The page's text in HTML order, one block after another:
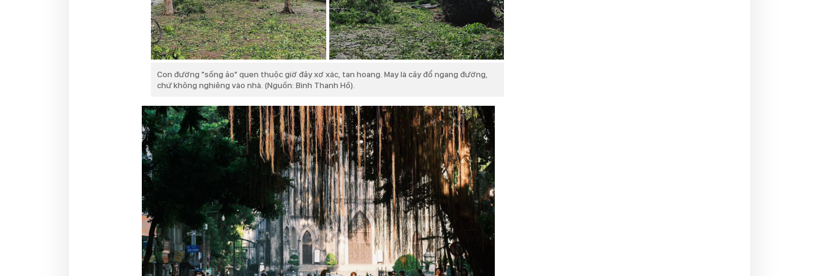
Con đường "sống ảo" quen thuộc giờ đây xơ xác, tan hoang. May là cây đổ ngang đường,
chứ không nghiêng vào nhà. (Nguồn: Bình Thanh Hồ).